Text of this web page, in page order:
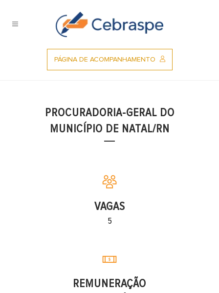
PÁGINA DE ACOMPANHAMENTO
PROCURADORIA-GERAL DO
MUNICÍPIO DE NATAL/RN
VAGAS
5
REMUNERAÇÃO